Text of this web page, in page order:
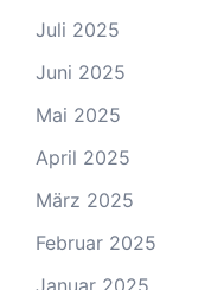
Juli 2025
Juni 2025
Mai 2025
April 2025
März 2025
Februar 2025
Januar 2025